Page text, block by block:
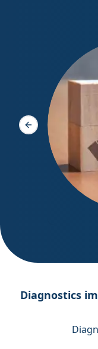
Slide précédente
Diagnostics